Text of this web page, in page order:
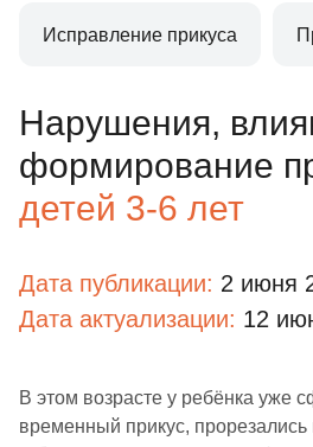
Исправление прикуса
Нарушения,
формирование
детей 3-6 лет
Дата публикации: 2 июня
Дата актуализации: 12
В этом возрасте у ребёнка уже
временный прикус,